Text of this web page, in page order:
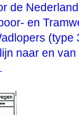
de
en
(type
naar en